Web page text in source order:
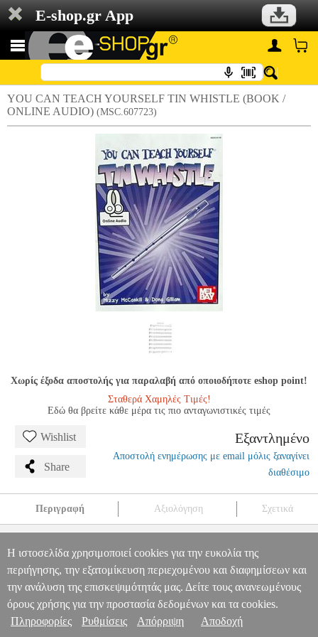
E-shop.gr App
YOU CAN TEACH YOURSELF TIN WHISTLE (BOOK /
ONLINE AUDIO) (MSC.607723)
Χωρίς έξοδα αποστολής για παραλαβή από οποιοδήποτε eshop point!
Σταθερά Χαμηλές Τιμές!
Εδώ θα βρείτε κάθε μέρα τις πιο ανταγωνιστικές τιμές
Wishlist
Share
Εξαντλημένο
Αποστολή ενημέρωσης με email μόλις ξαναγίνει
διαθέσιμο
Περιγραφή Αξιολόγηση Σχετικά
ONLINE AUDIO) MSC.607723 MSC.607723 MEL BAY
ΜΟΥΣΙΚΑ ΒΙΒΛΙΑ ΞΕΝΗ ΜΟΥΣΙΚΗ
YOU CAN TEACH
YOURSELF TIN WHISTLE (BOOK / ONLINE AUDIO)
0
Πληροφορίες & Υπηρεσίες >
Η ιστοσελίδα χρησιμοποιεί cookies για την ευκολία της
περιήγησης, την εξατομίκευση περιεχομένου και διαφημίσεων και
την ανάλυση της επισκεψιμότητάς μας. Δείτε τους ανανεωμένους
όρους χρήσης για την προστασία δεδομένων και τα cookies.
Πληροφορίες
Ρυθμίσεις Απόρριψη Αποδοχή